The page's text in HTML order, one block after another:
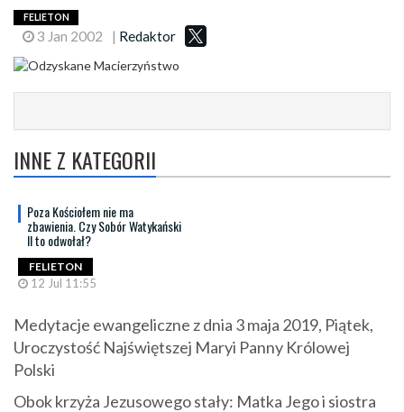
FELIETON
3 Jan 2002 | Redaktor
INNE Z KATEGORII
Poza Kościołem nie ma
zbawienia. Czy Sobór Watykański
II to odwołał?
FELIETON
12 Jul 11:55
Medytacje ewangeliczne z dnia 3 maja 2019, Piątek,
Uroczystość Najświętszej Maryi Panny Królowej
Polski
Obok krzyża Jezusowego stały: Matka Jego i siostra